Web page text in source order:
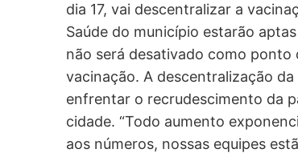
dia 17, vai descentralizar a
Saúde do município estarão
não será desativado como
vacinação. A descentralização
enfrentar o recrudescimento da
cidade. “Todo aumento
aos números, nossas equipes